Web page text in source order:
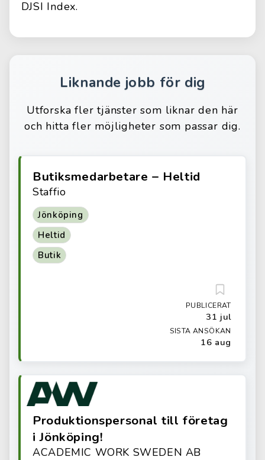
DJSI Index.
Liknande jobb för dig
Utforska fler tjänster som liknar den här
och hitta fler möjligheter som passar dig.
Butiksmedarbetare – Heltid
Staffio
Jönköping
Heltid
Butik
PUBLICERAT
31 jul
SISTA ANSÖKAN
16 aug
Produktionspersonal till företag
i Jönköping!
ACADEMIC WORK SWEDEN AB